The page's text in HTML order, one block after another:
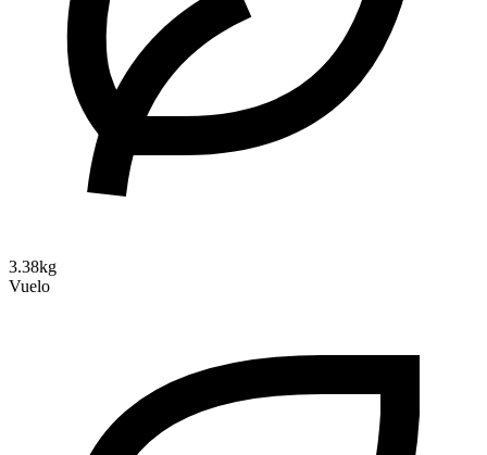
3.38kg
Vuelo